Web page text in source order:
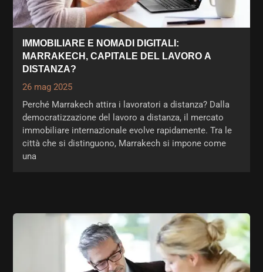
IMMOBILIARE E NOMADI DIGITALI:
MARRAKECH, CAPITALE DEL LAVORO A
DISTANZA?
26 mag 2025
Perché Marrakech attira i lavoratori a distanza? Dalla
democratizzazione del lavoro a distanza, il mercato
immobiliare internazionale evolve rapidamente. Tra le
città che si distinguono, Marrakech si impone come
una